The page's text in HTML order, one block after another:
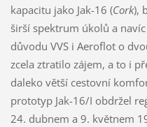
kapacitu jako Jak-16 (Cork),
širší spektrum úkolů a
důvodu VVS i Aeroflot o
zcela ztratilo zájem, a to i
daleko větší cestovní
prototyp Jak-16/I obdržel
24. dubnem a 9. květnem